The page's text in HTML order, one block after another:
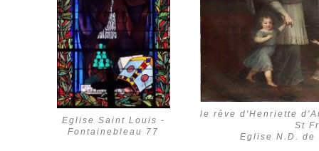
Eglise Saint Louis -
Fontainebleau 77
le rêve d'Henriette
St
Eglise N.D. de